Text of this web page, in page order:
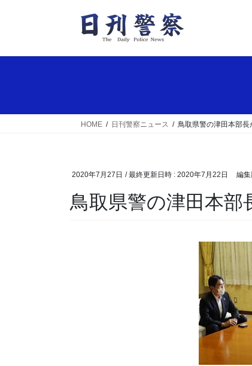
HOME 日刊警察ニュース 鳥取県警の津田本部長
2020年7月27日 / 最終更新日時 : 2020年7月22日 編集
鳥取県警の津田本